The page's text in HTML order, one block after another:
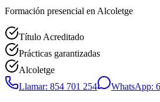
Formación presencial en Alcoletge
Título Acreditado
Prácticas garantizadas
Alcoletge
Llamar: 854 701 254
WhatsApp: